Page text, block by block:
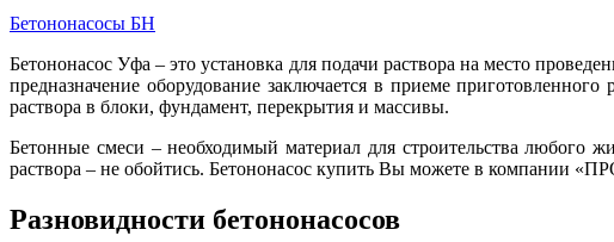
Бетононасосы БН
Бетононасос Уфа – это установка для подачи раствора на место
предназначение оборудование заключается в приеме
раствора в блоки, фундамент, перекрытия и массивы.
Бетонные смеси – необходимый материал для строительства любого
раствора – не обойтись. Бетононасос купить Вы можете в
Разновидности бетононасосов